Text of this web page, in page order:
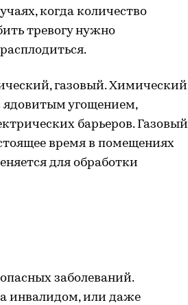
когда количество
тревогу нужно
газовый. Химический
ядовитым угощением,
барьеров. Газовый
время в помещениях
для обработки
заболеваний.
инвалидом, или даже